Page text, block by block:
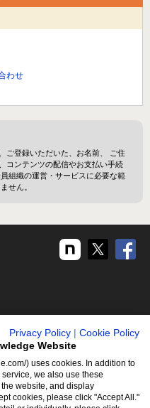
わせ
ご登録いただいた、お名前、 ご住
コンテンツの配信やお支払い手続
組織の運営・サービスに必要な範
せん。
Privacy Policy
Cookie Policy
Website
) uses cookies. In addition to
we also use these
website, and display
cookies, please click "Accept All."